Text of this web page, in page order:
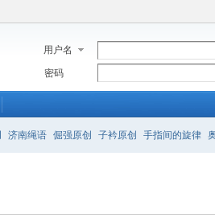
用户名
密码
济南绳语 倔强原创 子衿原创 手指间的旋律